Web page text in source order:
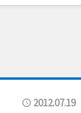
2012.07.19